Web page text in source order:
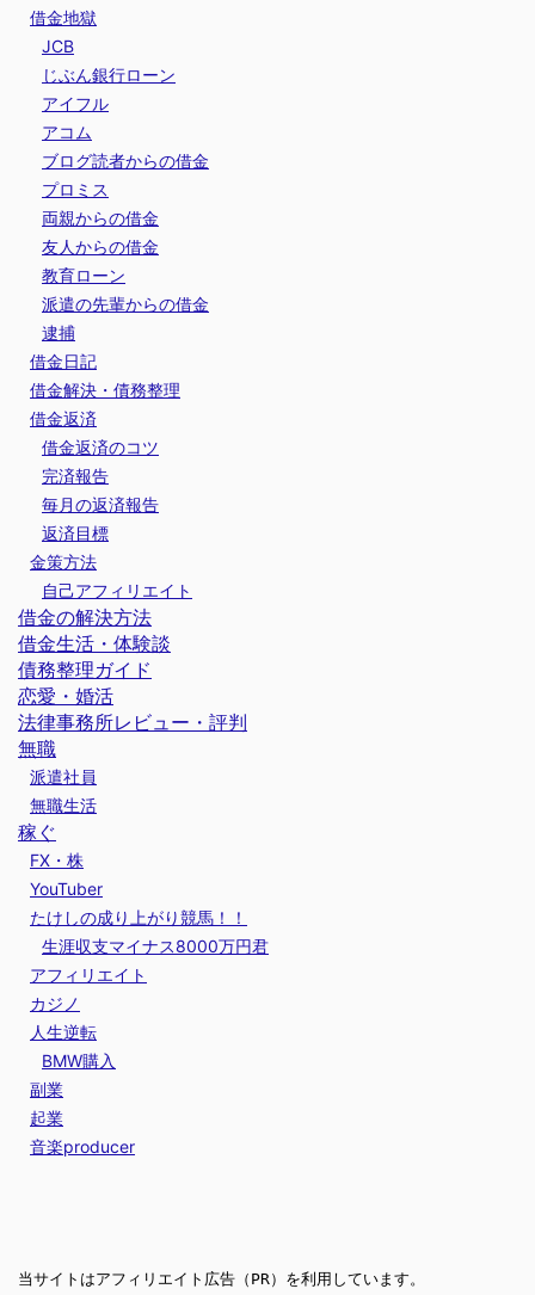
借金地獄
JCB
じぶん銀行ローン
アイフル
アコム
ブログ読者からの借金
プロミス
両親からの借金
友人からの借金
教育ローン
派遣の先輩からの借金
逮捕
借金日記
借金解決・債務整理
借金返済
借金返済のコツ
完済報告
毎月の返済報告
返済目標
金策方法
自己アフィリエイト
借金の解決方法
借金生活・体験談
債務整理ガイド
恋愛・婚活
法律事務所レビュー・評判
無職
派遣社員
無職生活
稼ぐ
FX・株
YouTuber
たけしの成り上がり競馬！！
生涯収支マイナス8000万円君
アフィリエイト
カジノ
人生逆転
BMW購入
副業
起業
音楽producer
当サイトはアフィリエイト広告（PR）を利用しています。